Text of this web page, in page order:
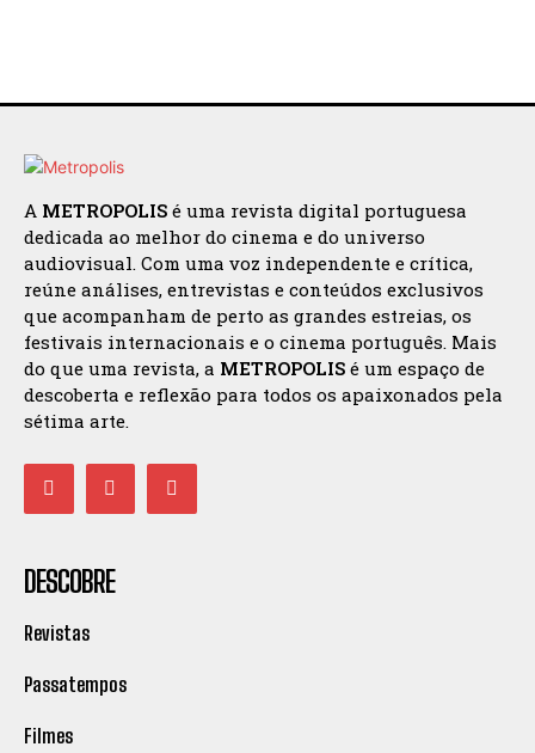
A METROPOLIS é uma revista digital portuguesa
dedicada ao melhor do cinema e do universo
audiovisual. Com uma voz independente e crítica,
reúne análises, entrevistas e conteúdos exclusivos
que acompanham de perto as grandes estreias, os
festivais internacionais e o cinema português. Mais
do que uma revista, a METROPOLIS é um espaço de
descoberta e reflexão para todos os apaixonados pela
sétima arte.
DESCOBRE
Revistas
Passatempos
Filmes